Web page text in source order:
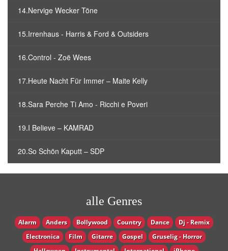
14.Nervige Wecker Töne
15.Irrenhaus - Harris & Ford & Outsiders
16.Control - Zoë Wees
17.Heute Nacht Für Immer – Maite Kelly
18.Sara Perche Ti Amo - Ricchi e Poveri
19.I Believe – KAMRAD
20.So Schön Kaputt – SDP
alle Genres
Alarm Anders Bollywood Country Dance
Dj - Remix
Electronica
Film Gitarre Gospel
Gruselig - Horror